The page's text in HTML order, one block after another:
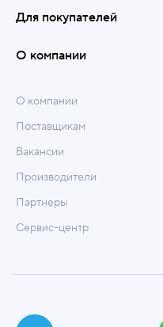
Для покупателей
О компании
О компании
Поставщикам
Вакансии
Производители
Партнеры
Сервис-центр